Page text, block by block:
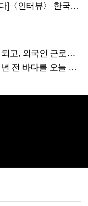
년차 미얀마 출신 비예퓨아응씨
고”…박상철 이장의 ‘사람 농사’
를 오늘 만나는 방법